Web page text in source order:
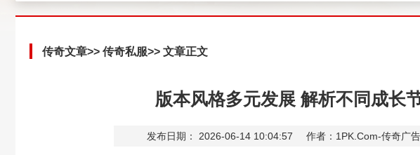
传奇文章>> 传奇私服>> 文章正文
版本风格多元发展 解析不同成长
发布日期： 2026-06-14 10:04:57 作者：1PK.Com-传奇广